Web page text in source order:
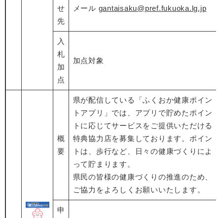
せ
先
メール gantaisaku@pref.fukuoka.lg.jp
入
札
加
点
加点対象
概
要
県が配信している「ふくおか健康ポイン
トアプリ」では、アプリで貯めたポイン
トに応じてサービスをご提供いただける
特典協力店を募集しております。ポイン
トは、歩行など、日々の健康づくりによ
って貯まります。
県民の皆様の健康づくりの推進のため、
ご協力をよろしくお願いいたします。
申